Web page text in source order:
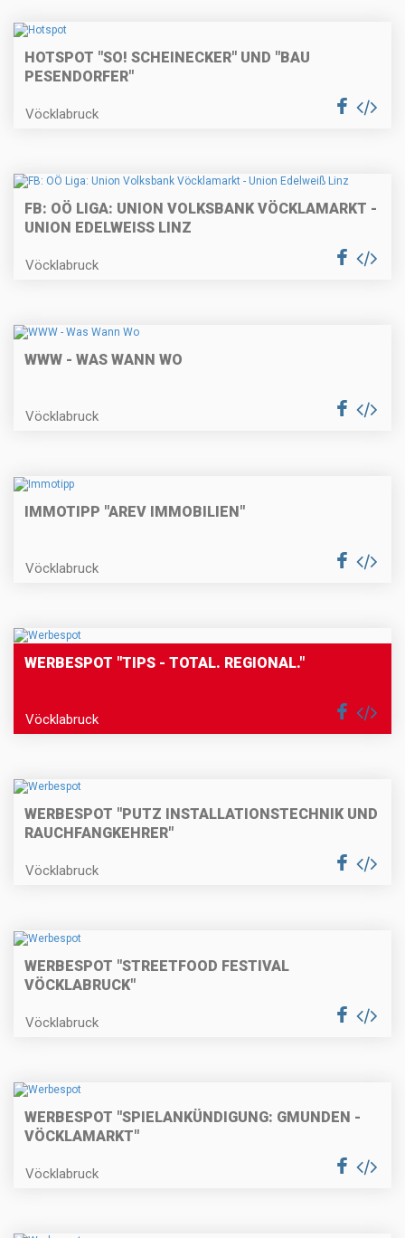
HOTSPOT "SO! SCHEINECKER" UND "BAU
PESENDORFER"
Vöcklabruck
FB: OÖ LIGA: UNION VOLKSBANK VÖCKLAMARKT -
UNION EDELWEISS LINZ
Vöcklabruck
WWW - WAS WANN WO
Vöcklabruck
IMMOTIPP "AREV IMMOBILIEN"
Vöcklabruck
WERBESPOT "TIPS - TOTAL. REGIONAL."
Vöcklabruck
WERBESPOT "PUTZ INSTALLATIONSTECHNIK UND
RAUCHFANGKEHRER"
Vöcklabruck
WERBESPOT "STREETFOOD FESTIVAL
VÖCKLABRUCK"
Vöcklabruck
WERBESPOT "SPIELANKÜNDIGUNG: GMUNDEN -
VÖCKLAMARKT"
Vöcklabruck